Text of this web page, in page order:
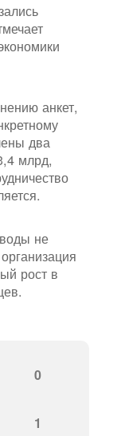
анкет,
два
млрд,
не
рост в
0
1